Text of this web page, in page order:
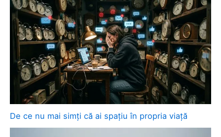
De ce nu mai simți că ai spațiu în propria viață